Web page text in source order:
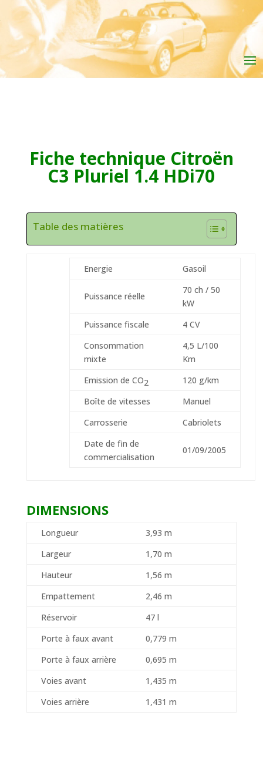
Fiche technique Citroën
C3 Pluriel 1.4 HDi70
Table des matières
Energie Gasoil
Puissance réelle
70 ch / 50
kW
Puissance fiscale
4 CV
Consommation
mixte
4,5 L/100
Km
Emission de CO2
120 g/km
Boîte de vitesses
Manuel
Carrosserie
Cabriolets
Date de fin de
commercialisation
01/09/2005
DIMENSIONS
Longueur
3,93 m
Largeur
1,70 m
Hauteur
1,56 m
Empattement
2,46 m
Réservoir
47 l
Porte à faux avant
0,779 m
Porte à faux arrière
0,695 m
Voies avant
1,435 m
Voies arrière
1,431 m